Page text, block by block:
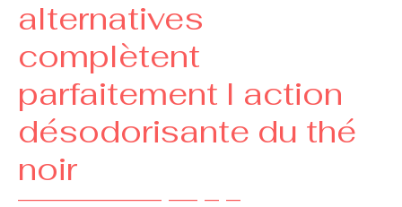
alternatives
complètent
parfaitement l action
désodorisante du thé
noir